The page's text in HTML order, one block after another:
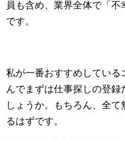
員も含め、業界全体で「
です。
私が一番おすすめしている
んでまずは仕事探しの登
しょうか。もちろん、全
るはずです。